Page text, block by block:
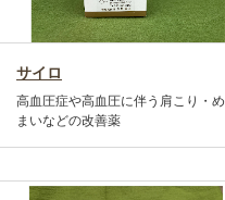
サイロ
高血圧症や高血圧に伴う肩こり・め
まいなどの改善薬